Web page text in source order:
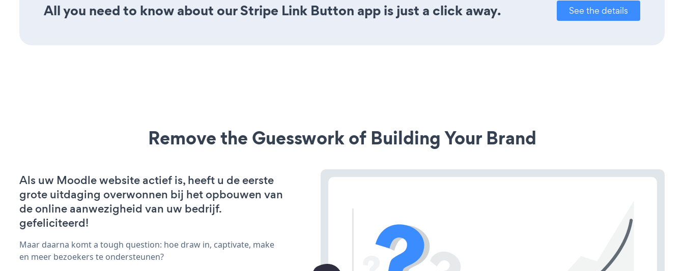
All you need to know about our Stripe Link Button app is just a click away. See the details
Remove the Guesswork of Building Your Brand
Als uw Moodle website actief is, heeft u de eerste
grote uitdaging overwonnen bij het opbouwen van
de online aanwezigheid van uw bedrijf.
gefeliciteerd!
Maar daarna komt a tough question: hoe draw in, captivate, make
en meer bezoekers te ondersteunen?